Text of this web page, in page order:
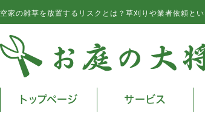
空家の雑草を放置するリスクとは？草刈りや業者依頼と
トップページ サービス